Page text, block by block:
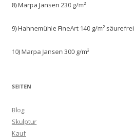
8) Marpa Jansen 230 g/m²
9) Hahnemühle FineArt 140 g/m² säurefrei
10) Marpa Jansen 300 g/m²
SEITEN
Blog
Skulptur
Kauf